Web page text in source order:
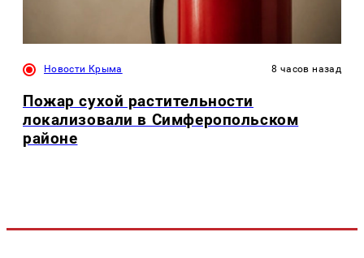
Новости Крыма 8 часов назад
Пожар сухой растительности
локализовали в Симферопольском
районе